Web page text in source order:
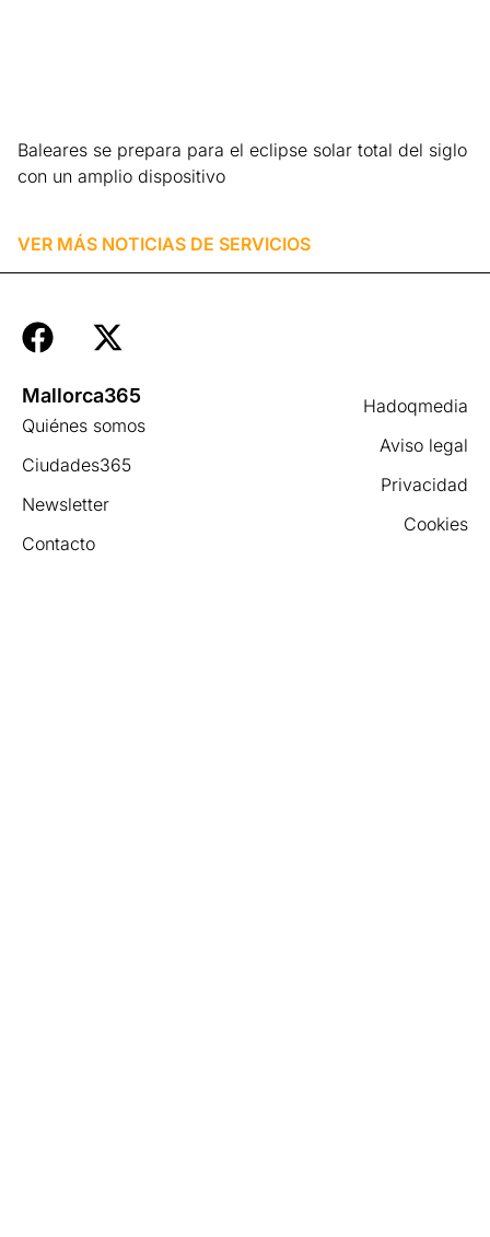
Baleares se prepara para el eclipse solar total del siglo
con un amplio dispositivo
VER MÁS NOTICIAS DE SERVICIOS
Hadoqmedia
Aviso legal
Privacidad
Cookies
Mallorca365
Quiénes somos
Ciudades365
Newsletter
Contacto